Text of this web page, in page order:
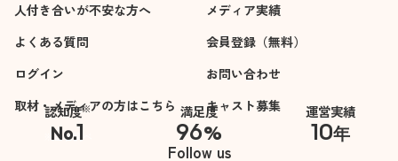
人付き合いが不安な方へ
メディア実績
よくある質問
会員登録（無料）
ログイン
お問い合わせ
取材・メディアの方はこちら
キャスト募集
認知度※
No.1
※自社調べ
満足度
96%
運営実績
10年
Follow us